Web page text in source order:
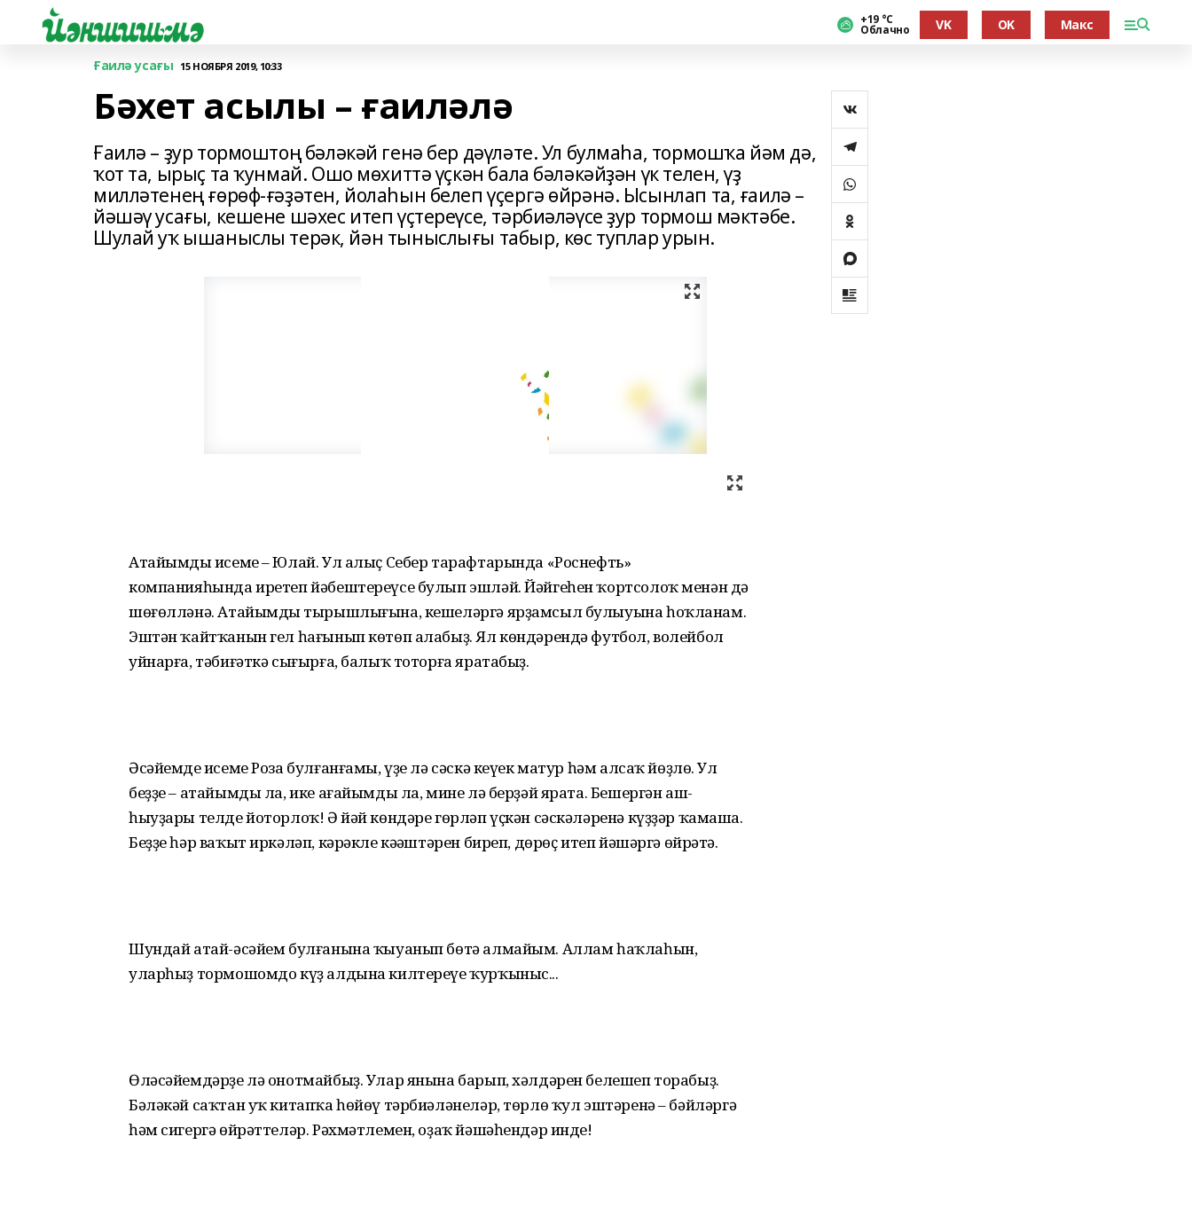
+19 °С
Облачно VK OK Макс
Ғаилә усағы 15 НОЯБРЯ 2019, 10:33
Бәхет асылы – ғаиләлә
Ғаилә – ҙур тормоштоң бәләкәй генә бер дәүләте. Ул булмаһа, тормошҡа йәм дә,
ҡот та, ырыҫ та ҡунмай. Ошо мөхиттә үҫкән бала бәләкәйҙән үк телен, үҙ
милләтенең ғөрөф-ғәҙәтен, йолаһын белеп үҫергә өйрәнә. Ысынлап та, ғаилә –
йәшәү усағы, кешене шәхес итеп үҫтереүсе, тәрбиәләүсе ҙур тормош мәктәбе.
Шулай уҡ ышаныслы терәк, йән тыныслығы табыр, көс туплар урын.
Атайымдың исеме – Юлай. Ул алыҫ Себер тарафтарында «Роснефть»
компанияһында иретеп йәбештереүсе булып эшләй. Йәйгеһен ҡортсолоҡ менән дә
шөғөлләнә. Атайымдың тырышлығына, кешеләргә ярҙамсыл булыуына һоҡланам.
Эштән ҡайт­ҡанын гел һағынып көтөп алабыҙ. Ял көндәрендә футбол, волейбол
уйнарға, тәбиғәткә сығырға, балыҡ тоторға яратабыҙ.
Әсәйемдең исеме Роза булған­ғамы, үҙе лә сәскә кеүек матур һәм алсаҡ йөҙлө. Ул
беҙҙе – атайымды ла, ике ағайымды ла, ми­не лә берҙәй ярата. Бешергән аш-
һыуҙары телде йоторлоҡ! Ә йәй көндәре гөрләп үҫкән сәскәләренә күҙҙәр ҡамаша.
Беҙҙе һәр ваҡыт иркәләп, кәрәкле кәңәштәрен биреп, дөрөҫ итеп йәшәргә өйрәтә.
Шундай атай-әсәйем булғанына ҡыуанып бөтә алмайым. Аллам һаҡлаһын,
уларһыҙ тормошомдо күҙ алдына килтереүе ҡурҡыныс...
Өләсәйемдәрҙе лә онотмайбыҙ. Улар янына барып, хәлдәрен белешеп торабыҙ.
Бәләкәй саҡтан уҡ китапҡа һөйөү тәрбиәләнеләр, төрлө ҡул эштәренә – бәйләргә
һәм сигергә өйрәттеләр. Рәхмәтлемен, оҙаҡ йәшә­һендәр инде!